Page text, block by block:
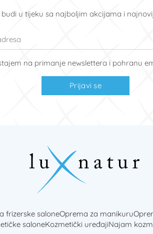
budi u tijeku sa najboljim akcijama i
na primanje newslettera i pohranu
Prijavi se
frizerske saloneOprema za manikuru
saloneKozmetički uređajiNajam